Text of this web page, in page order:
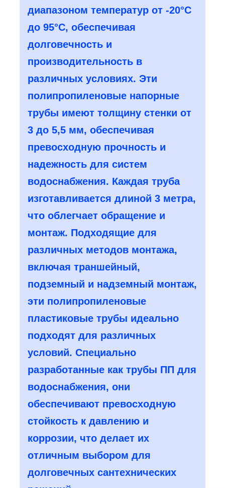
диапазоном температур от -20°C
до 95°C, обеспечивая
долговечность и
производительность в
различных условиях. Эти
полипропиленовые напорные
трубы имеют толщину стенки от
3 до 5,5 мм, обеспечивая
превосходную прочность и
надежность для систем
водоснабжения. Каждая труба
изготавливается длиной 3 метра,
что облегчает обращение и
монтаж. Подходящие для
различных методов монтажа,
включая траншейный,
подземный и надземный монтаж,
эти полипропиленовые
пластиковые трубы идеально
подходят для различных
условий. Специально
разработанные как трубы ПП для
водоснабжения, они
обеспечивают превосходную
стойкость к давлению и
коррозии, что делает их
отличным выбором для
долговечных сантехнических